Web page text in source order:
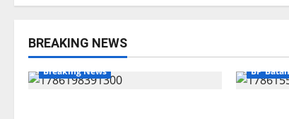
t
n
a
BREAKING NEWS
Breaking News BP